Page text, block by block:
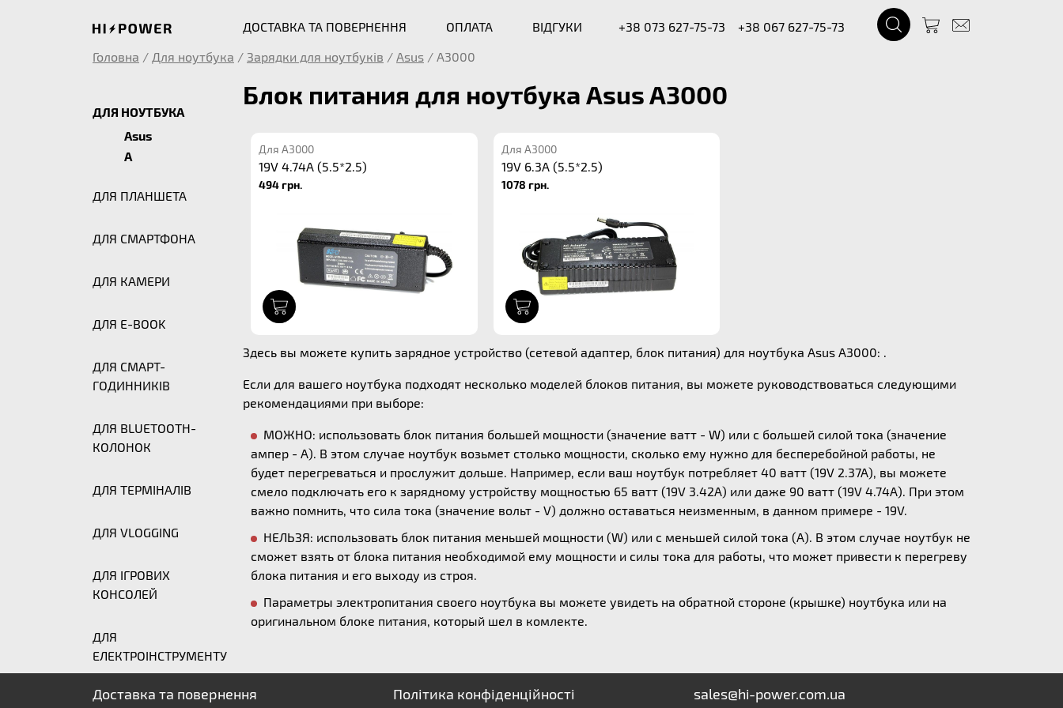
ДОСТАВКА ТА ПОВЕРНЕННЯ ОПЛАТА ВІДГУКИ +38 073 627-75-73
+38 067 627-75-73
Головна / Для ноутбука / Зарядки для ноутбуків / Asus / A3000
ДЛЯ НОУТБУКА
Asus
A
ДЛЯ ПЛАНШЕТА
ДЛЯ СМАРТФОНА
ДЛЯ КАМЕРИ
ДЛЯ E-BOOK
ДЛЯ СМАРТ-
ГОДИННИКІВ
ДЛЯ BLUETOOTH-
КОЛОНОК
ДЛЯ ТЕРМІНАЛІВ
ДЛЯ VLOGGING
ДЛЯ ІГРОВИХ
КОНСОЛЕЙ
ДЛЯ
ЕЛЕКТРОІНСТРУМЕНТУ
Блок питания для ноутбука Asus A3000
Для A3000
19V 4.74A (5.5*2.5)
494 грн.
Для A3000
19V 6.3A (5.5*2.5)
1078 грн.
Здесь вы можете купить зарядное устройство (сетевой адаптер, блок питания) для ноутбука Asus A3000: .
Если для вашего ноутбука подходят несколько моделей блоков питания, вы можете руководствоваться следующими
рекомендациями при выборе:
МОЖНО: использовать блок питания большей мощности (значение ватт - W) или с большей силой тока (значение
ампер - А). В этом случае ноутбук возьмет столько мощности, сколько ему нужно для бесперебойной работы, не
будет перегреваться и прослужит дольше. Например, если ваш ноутбук потребляет 40 ватт (19V 2.37A), вы можете
смело подключать его к зарядному устройству мощностью 65 ватт (19V 3.42A) или даже 90 ватт (19V 4.74A). При этом
важно помнить, что сила тока (значение вольт - V) должно оставаться неизменным, в данном примере - 19V.
НЕЛЬЗЯ: использовать блок питания меньшей мощности (W) или с меньшей силой тока (А). В этом случае ноутбук не
сможет взять от блока питания необходимой ему мощности и силы тока для работы, что может привести к перегреву
блока питания и его выходу из строя.
Параметры электропитания своего ноутбука вы можете увидеть на обратной стороне (крышке) ноутбука или на
оригинальном блоке питания, который шел в комлекте.
Доставка та повернення Політика конфіденційності sales@hi-power.com.ua